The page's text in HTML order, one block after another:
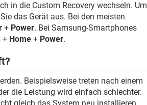
in die Custom Recovery wechseln. Um
das Gerät aus. Bei den meisten
+ Power. Bei Samsung-Smartphones
+ Home + Power.
Beispielsweise treten nach einem
die Leistung wird einfach schlechter.